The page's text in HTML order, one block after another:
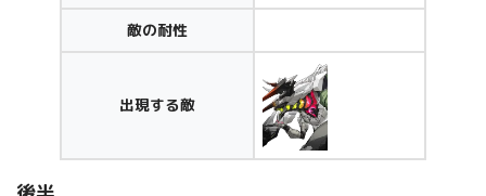
敵の耐性
出現する敵